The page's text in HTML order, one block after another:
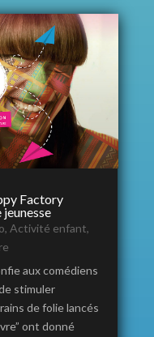
Factory
jeunesse
, Activité enfant,
aux comédiens
stimuler
de folie lancés
ont donné